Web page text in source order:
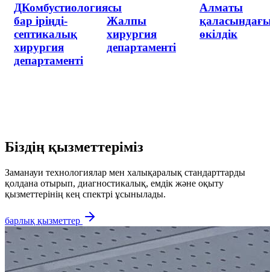
Эндоскопия
департаменті
Операциялық
блок
Біздің қызметтеріміз
Заманауи технологиялар мен халықаралық стандарттарды
қолдана отырып, диагностикалық, емдік және оқыту
қызметтерінің кең спектрі ұсынылады.
барлық қызметтер